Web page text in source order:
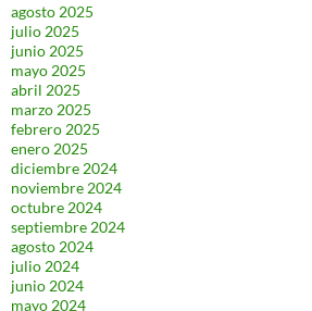
agosto 2025
julio 2025
junio 2025
mayo 2025
abril 2025
marzo 2025
febrero 2025
enero 2025
diciembre 2024
noviembre 2024
octubre 2024
septiembre 2024
agosto 2024
julio 2024
junio 2024
mayo 2024